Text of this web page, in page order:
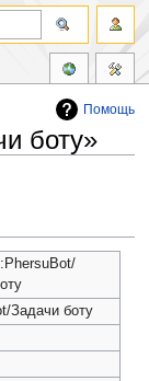
Помощь
боту»
Задачи боту